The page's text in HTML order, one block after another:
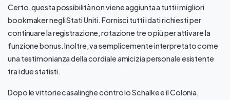
Certo, questa possibilità non viene aggiunta a tutti i migliori
bookmaker negli Stati Uniti. Fornisci tutti i dati richiesti per
continuare la registrazione, rotazione tre o più per attivare la
funzione bonus. Inoltre, va semplicemente interpretato come
una testimonianza della cordiale amicizia personale esistente
tra i due statisti.
Dopo le vittorie casalinghe contro lo Schalke e il Colonia,